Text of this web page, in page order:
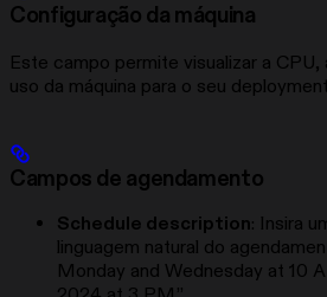
Configuração da máquina
Este campo permite visualizar a
uso da máquina para o seu
Campos de agendamento
Schedule description: Insira
linguagem natural do
Monday and Wednesday at 10